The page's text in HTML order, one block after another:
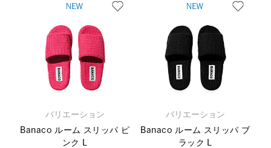
バリエーション
Banaco ルーム スリッパ ピ
ンク L
バリエーション
Banaco ルーム スリッパ ブ
ラック L